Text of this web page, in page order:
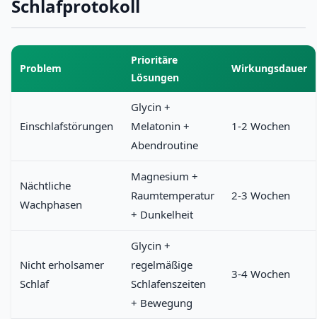
Schlafprotokoll
Problem
Prioritäre
Lösungen
Wirkungsdauer
Einschlafstörungen
Glycin +
Melatonin +
Abendroutine
1-2 Wochen
Nächtliche
Wachphasen
Magnesium +
Raumtemperatur
+ Dunkelheit
2-3 Wochen
Nicht erholsamer
Schlaf
Glycin +
regelmäßige
Schlafenszeiten
+ Bewegung
3-4 Wochen